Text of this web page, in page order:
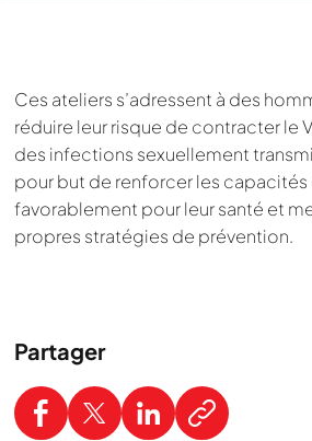
Ces ateliers s’adressent à des
réduire leur risque de contracter le
des infections sexuellement
pour but de renforcer les capacités
favorablement pour leur santé et
propres stratégies de prévention.
Partager